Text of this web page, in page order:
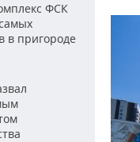
ФСК
в пригороде